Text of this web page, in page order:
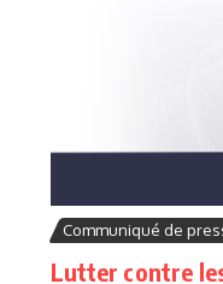
Communiqué de
Lutter contre